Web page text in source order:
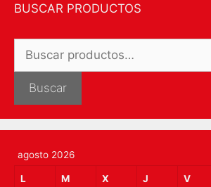
BUSCAR PRODUCTOS
por:
Buscar
agosto 2026
L M X J V